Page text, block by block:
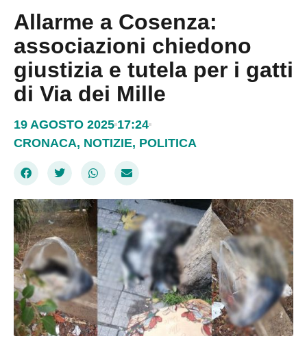
Allarme a Cosenza:
associazioni chiedono
giustizia e tutela per i gatti
di Via dei Mille
19 AGOSTO 2025 17:24
CRONACA, NOTIZIE, POLITICA